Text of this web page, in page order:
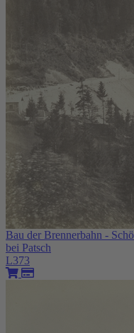
Bau der Brennerbahn -
bei Patsch
L373